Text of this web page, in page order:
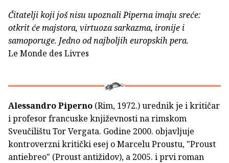
Čitatelji koji još nisu upoznali Piperna imaju sreće:
otkrit će majstora, virtuoza sarkazma, ironije i
samoporuge. Jedno od najboljih europskih pera.
Le Monde des Livres
Alessandro Piperno (Rim, 1972.) urednik je i kritičar
i profesor francuske književnosti na rimskom
Sveučilištu Tor Vergata. Godine 2000. objavljuje
kontroverzni kritički esej o Marcelu Proustu, "Proust
antiebreo" (Proust antižidov), a 2005. i prvi roman